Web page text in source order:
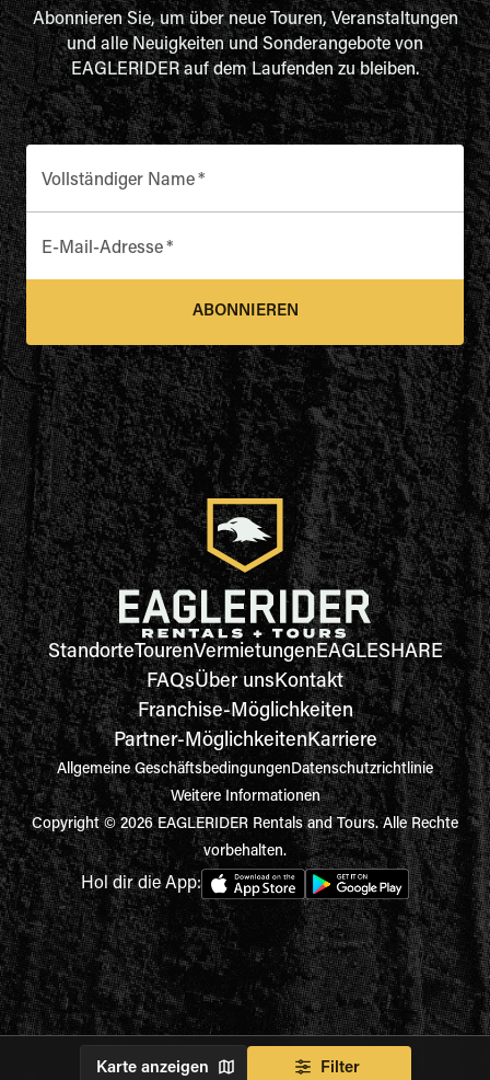
Karte anzeigen Filter
Abonnieren Sie, um über neue Touren, Veranstaltungen
und alle Neuigkeiten und Sonderangebote von
EAGLERIDER auf dem Laufenden zu bleiben.
Vollständiger Name*
E-Mail-Adresse*
ABONNIEREN
StandorteTourenVermietungenEAGLESHARE
FAQsÜber unsKontakt
Franchise-Möglichkeiten
Partner-MöglichkeitenKarriere
Allgemeine GeschäftsbedingungenDatenschutzrichtlinie
Weitere Informationen
Copyright © 2026 EAGLERIDER Rentals and Tours. Alle Rechte
vorbehalten.
Hol dir die App: